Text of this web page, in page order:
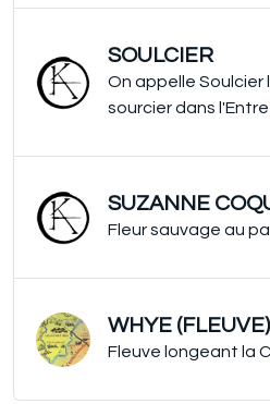
SOULCIER
On appelle Soulcier
sourcier dans
SUZANNE
Fleur sauvage au
WHYE (FLEUVE)
Fleuve longeant la